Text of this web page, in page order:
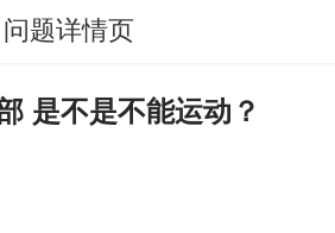
问题详情页
是不是不能运动？